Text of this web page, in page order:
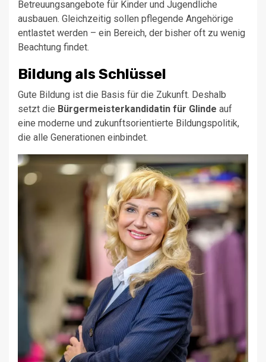
Betreuungsangebote für Kinder und Jugendliche
ausbauen. Gleichzeitig sollen pflegende Angehörige
entlastet werden – ein Bereich, der bisher oft zu wenig
Beachtung findet.
Bildung als Schlüssel
Gute Bildung ist die Basis für die Zukunft. Deshalb
setzt die Bürgermeisterkandidatin für Glinde auf
eine moderne und zukunftsorientierte Bildungspolitik,
die alle Generationen einbindet.